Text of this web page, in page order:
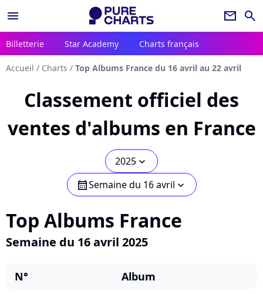
menu newsletter search
Billetterie Star Academy Charts français
Accueil / Charts / Top Albums France du 16 avril au 22 avril
Classement officiel des
ventes d'albums en France
2025 chevron_bot
calendarSemaine du 16 avril chevron_bot
Top Albums France
Semaine du 16 avril 2025
N° Album